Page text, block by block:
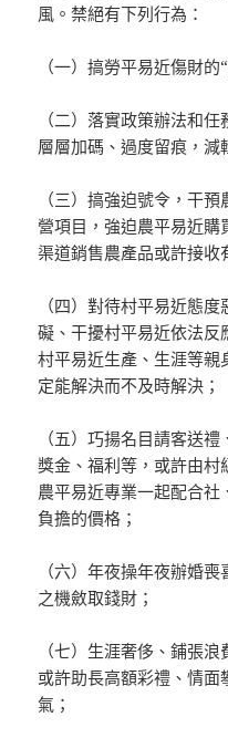
風。禁絕有下列行為：
（一）搞勞平易近傷財的
（二）落實政策辦法和
層層加碼、過度留痕，減
（三）搞強迫號令，干
營項目，強迫農平易近
渠道銷售農產品或許接收
（四）對待村平易近態
礙、干擾村平易近依法反
村平易近生產、生涯等
定能解決而不及時解決；
（五）巧揚名目請客送
獎金、福利等，或許由村
農平易近專業一起配合
負擔的價格；
（六）年夜操年夜辦婚
之機斂取錢財；
（七）生涯奢侈、鋪張
或許助長高額彩禮、情
氣；